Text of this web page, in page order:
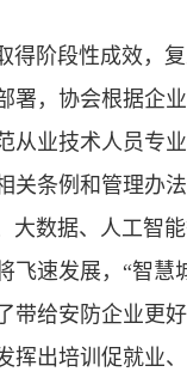
阶段性成效，复
署，协会根据企
从业技术人员专
关条例和管理办
数据、人工智能
飞速发展，“智
带给安防企业更
挥出培训促就业